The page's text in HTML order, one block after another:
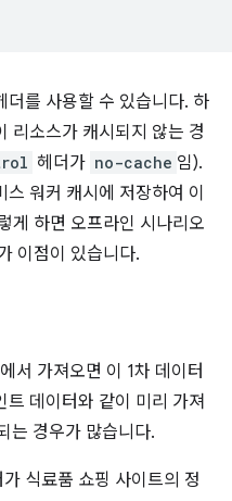
더를 사용할 수 있습니다. 하
리소스가 캐시되지 않는 경
헤더가 no-cache 임).
워커 캐시에 저장하여 이
게 하면 오프라인 시나리오
이점이 있습니다.
서 가져오면 이 1차 데이터
데이터와 같이 미리 가져
는 경우가 많습니다.
식료품 쇼핑 사이트의 정